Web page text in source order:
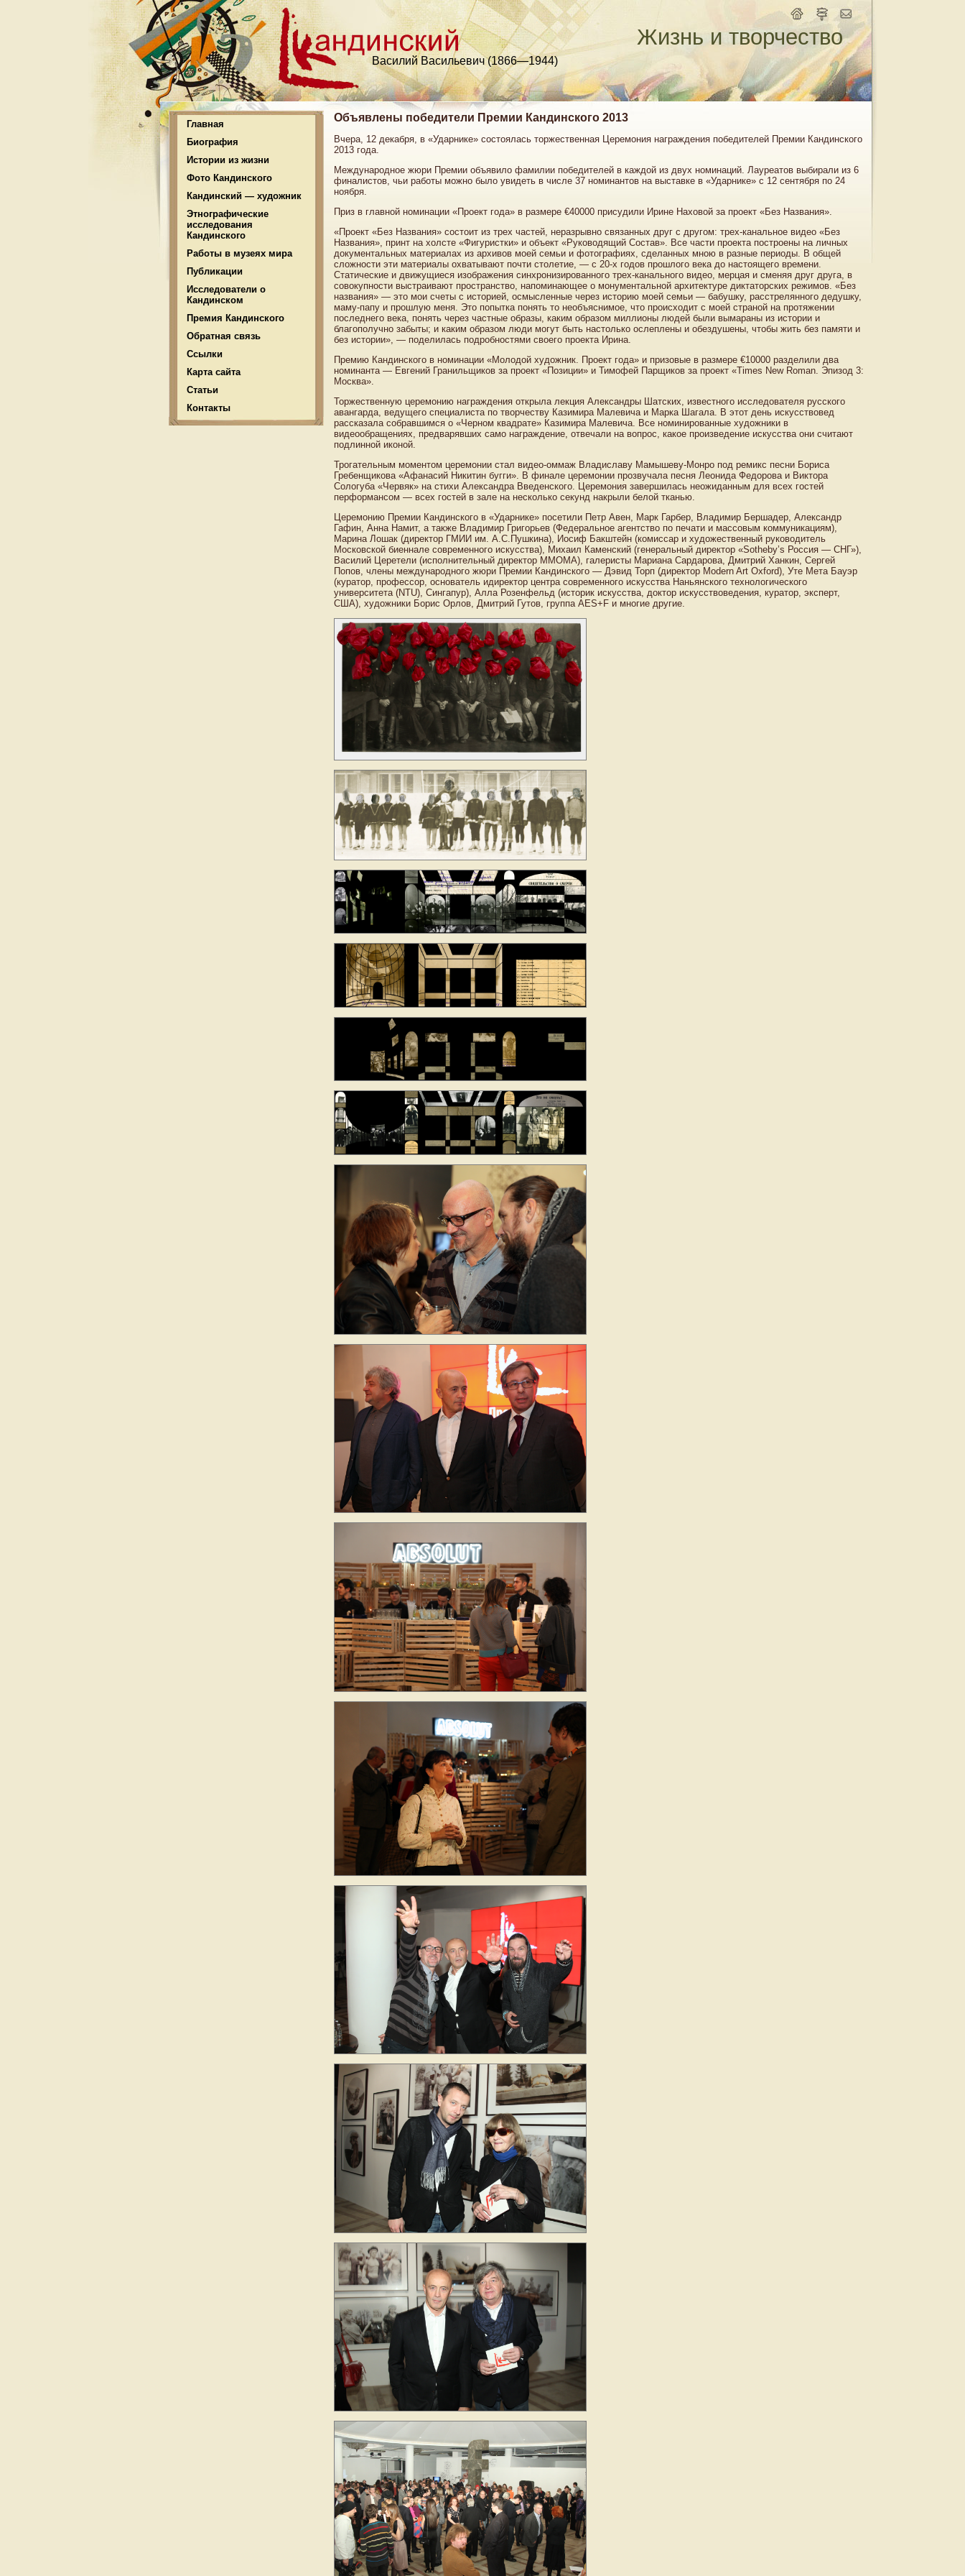
Василий Васильевич (1866—1944)
Жизнь и творчество
Главная
Биография
Истории из жизни
Фото Кандинского
Кандинский — художник
Этнографические
исследования
Кандинского
Работы в музеях мира
Публикации
Исследователи о
Кандинском
Премия Кандинского
Обратная связь
Ссылки
Карта сайта
Статьи
Контакты
Объявлены победители Премии Кандинского 2013
Вчера, 12 декабря, в «Ударнике» состоялась торжественная Церемония награждения победителей Премии Кандинского
2013 года.
Международное жюри Премии объявило фамилии победителей в каждой из двух номинаций. Лауреатов выбирали из 6
финалистов, чьи работы можно было увидеть в числе 37 номинантов на выставке в «Ударнике» с 12 сентября по 24
ноября.
Приз в главной номинации «Проект года» в размере €40000 присудили Ирине Наховой за проект «Без Названия».
«Проект «Без Названия» состоит из трех частей, неразрывно связанных друг с другом: трех-канальное видео «Без
Названия», принт на холсте «Фигуристки» и объект «Руководящий Состав». Все части проекта построены на личных
документальных материалах из архивов моей семьи и фотографиях, сделанных мною в разные периоды. В общей
сложности эти материалы охватывают почти столетие, — с 20-х годов прошлого века до настоящего времени.
Статические и движущиеся изображения синхронизированного трех-канального видео, мерцая и сменяя друг друга, в
совокупности выстраивают пространство, напоминающее о монументальной архитектуре диктаторских режимов. «Без
названия» — это мои счеты с историей, осмысленные через историю моей семьи — бабушку, расстрелянного дедушку,
маму-папу и прошлую меня. Это попытка понять то необъяснимое, что происходит с моей страной на протяжении
последнего века, понять через частные образы, каким образом миллионы людей были вымараны из истории и
благополучно забыты; и каким образом люди могут быть настолько ослеплены и обездушены, чтобы жить без памяти и
без истории», — поделилась подробностями своего проекта Ирина.
Премию Кандинского в номинации «Молодой художник. Проект года» и призовые в размере €10000 разделили два
номинанта — Евгений Гранильщиков за проект «Позиции» и Тимофей Парщиков за проект «Times New Roman. Эпизод 3:
Москва».
Торжественную церемонию награждения открыла лекция Александры Шатских, известного исследователя русского
авангарда, ведущего специалиста по творчеству Казимира Малевича и Марка Шагала. В этот день искусствовед
рассказала собравшимся о «Черном квадрате» Казимира Малевича. Все номинированные художники в
видеообращениях, предварявших само награждение, отвечали на вопрос, какое произведение искусства они считают
подлинной иконой.
Трогательным моментом церемонии стал видео-оммаж Владиславу Мамышеву-Монро под ремикс песни Бориса
Гребенщикова «Афанасий Никитин бугги». В финале церемонии прозвучала песня Леонида Федорова и Виктора
Сологуба «Червяк» на стихи Александра Введенского. Церемония завершилась неожиданным для всех гостей
перформансом — всех гостей в зале на несколько секунд накрыли белой тканью.
Церемонию Премии Кандинского в «Ударнике» посетили Петр Авен, Марк Гарбер, Владимир Бершадер, Александр
Гафин, Анна Намит, а также Владимир Григорьев (Федеральное агентство по печати и массовым коммуникациям),
Марина Лошак (директор ГМИИ им. А.С.Пушкина), Иосиф Бакштейн (комиссар и художественный руководитель
Московской биеннале современного искусства), Михаил Каменский (генеральный директор «Sotheby’s Россия — СНГ»),
Василий Церетели (исполнительный директор ММОМА), галеристы Мариана Сардарова, Дмитрий Ханкин, Сергей
Попов, члены международного жюри Премии Кандинского — Дэвид Торп (директор Modern Art Oxford), Уте Мета Бауэр
(куратор, профессор, основатель идиректор центра современного искусства Наньянского технологического
университета (NTU), Сингапур), Алла Розенфельд (историк искусства, доктор искусствоведения, куратор, эксперт,
США), художники Борис Орлов, Дмитрий Гутов, группа AES+F и многие другие.